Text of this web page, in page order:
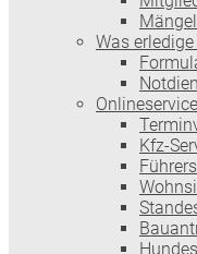
Was
Onlineservice
Kfz-